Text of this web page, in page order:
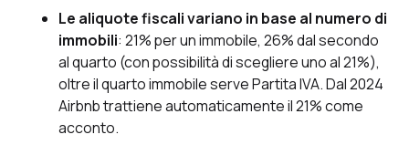
Le aliquote fiscali variano in base al numero di
immobili: 21% per un immobile, 26% dal secondo
al quarto (con possibilità di scegliere uno al 21%),
oltre il quarto immobile serve Partita IVA. Dal 2024
Airbnb trattiene automaticamente il 21% come
acconto.